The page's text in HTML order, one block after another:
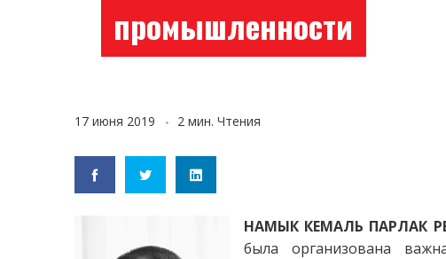
промышленности
17 июня 2019 2 мин. Чтения
НАМЫК КЕМАЛЬ ПАРЛАК
была организована